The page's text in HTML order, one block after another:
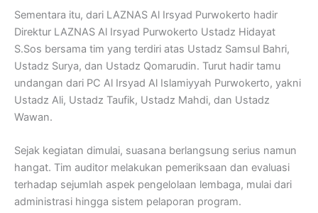
Sementara itu, dari LAZNAS Al Irsyad Purwokerto hadir
Direktur LAZNAS Al Irsyad Purwokerto Ustadz Hidayat
S.Sos bersama tim yang terdiri atas Ustadz Samsul Bahri,
Ustadz Surya, dan Ustadz Qomarudin. Turut hadir tamu
undangan dari PC Al Irsyad Al Islamiyyah Purwokerto, yakni
Ustadz Ali, Ustadz Taufik, Ustadz Mahdi, dan Ustadz
Wawan.
Sejak kegiatan dimulai, suasana berlangsung serius namun
hangat. Tim auditor melakukan pemeriksaan dan evaluasi
terhadap sejumlah aspek pengelolaan lembaga, mulai dari
administrasi hingga sistem pelaporan program.